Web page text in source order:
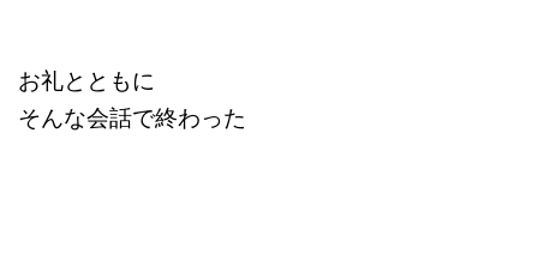
お礼とともに
そんな会話で終わった